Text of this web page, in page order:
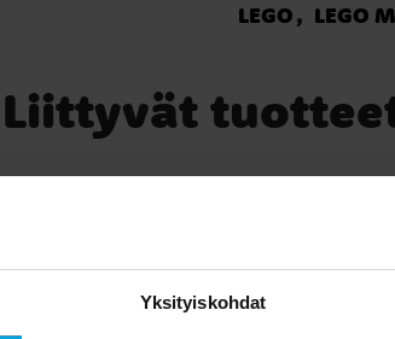
Yksityiskohdat
LEGO LEGO
Liittyvät